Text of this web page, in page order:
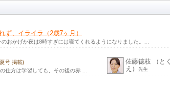
ず、イライラ（2歳7ヶ月）
おかげか夜は8時すぎには寝てくれるようになりました。…
号 掲載)
仕方は学習しても、その後の赤 …
佐藤德枝 （とく
え）
先生